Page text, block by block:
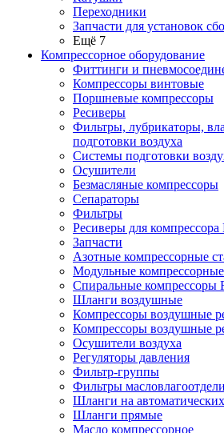
Переходники
Запчасти для установок
Ещё 7
Компрессорное оборудование
Фиттинги и
Компрессоры винтовые
Поршневые компрессоры
Ресиверы
Фильтры, лубрикаторы,
подготовки воздуха
Системы подготовки
Осушители
Безмасляные компрессоры
Сепараторы
Фильтры
Ресиверы для
Запчасти
Азотные компрессорные
Модульные
Спиральные компрессоры
Шланги воздушные
Компрессоры воздушные
Компрессоры воздушные
Осушители воздуха
Регуляторы давления
Фильтр-группы
Фильтры
Шланги на
Шланги прямые
Масло компрессорное